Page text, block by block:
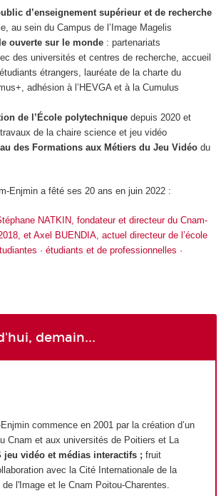
d’enseignement supérieur et de recherche
au sein du Campus de l’Image Magelis
ouverte sur le monde : partenariats
des universités et centres de recherche, accueil
étrangers, lauréate de la charte du
adhésion à l’HEVGA et à la Cumulus
de l’École polytechnique depuis 2020 et
de la chaire science et jeu vidéo
des Formations aux Métiers du Jeu Vidéo du
Enjmin a fêté ses 20 ans en juin 2022 :
NATKIN, fondateur et directeur du Cnam-
et Axel BUENDIA, actuel directeur de l’école
· étudiants et de professionnelles ·
demain...
commence en 2001 par la création d’un
Cnam et aux universités de Poitiers et La
jeu vidéo et médias interactifs ; fruit
avec la Cité Internationale de la
l'Image et le Cnam Poitou-Charentes.